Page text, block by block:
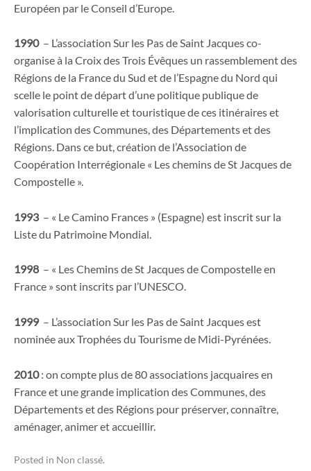
Européen par le Conseil d’Europe.
1990– L’association Sur les Pas de Saint Jacques co-
organise à la Croix des Trois Évêques un rassemblement des
Régions de la France du Sud et de l’Espagne du Nord qui
scelle le point de départ d’une politique publique de
valorisation culturelle et touristique de ces itinéraires et
l’implication des Communes, des Départements et des
Régions. Dans ce but, création de l’Association de
Coopération Interrégionale « Les chemins de St Jacques de
Compostelle ».
1993 – « Le Camino Frances » (Espagne) est inscrit sur la
Liste du Patrimoine Mondial.
1998 – « Les Chemins de St Jacques de Compostelle en
France » sont inscrits par l’UNESCO.
1999– L’association Sur les Pas de Saint Jacques est
nominée aux Trophées du Tourisme de Midi-Pyrénées.
2010: on compte plus de 80 associations jacquaires en
France et une grande implication des Communes, des
Départements et des Régions pour préserver, connaître,
aménager, animer et accueillir.
Posted in Non classé.